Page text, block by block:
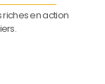
en action